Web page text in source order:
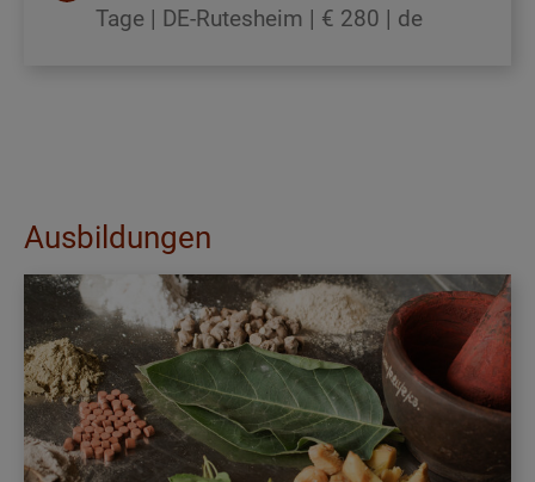
Tage | DE-Rutesheim | € 280 | de
Ausbildungen